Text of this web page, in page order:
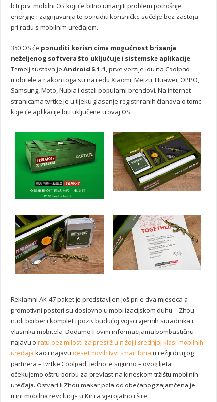
biti prvi mobilni OS koji će bitno umanjiti problem potrošnje
energije i zagrijavanja te ponuditi korisničko sučelje bez zastoja
pri radu s mobilnim uređajem.
360 OS će ponuditi korisnicima mogućnost brisanja
neželjenog softvera što uključuje i sistemske aplikacije.
Temelj sustava jeAndroid 5.1.1,prve verzije idu na Coolpad
mobitele a nakon toga su na redu Xiaomi, Meizu, Huawei, OPPO,
Samsung, Moto, Nubia i ostali popularni brendovi. Na internet
stranicama tvrtke je u tijeku glasanje registriranih članova o tome
koje će aplikacije biti uključene u ovaj OS.
Reklamni AK-47 paket je predstavljen još prije dva mjeseca a
promotivni posteri su doslovno u mobilizacijskom duhu – Zhou
nudi borbeni komplet i poziv budućoj vojsci vjernih suradnika i
vlasnika mobitela. Dodamo li ovim informacijama bombastičnu
najavu oratu bez milosti za prestiž u nižoj i srednjoj klasi mobilnih
uređaja kao i najavudeset novih Ivvi smartfona u režiji drugog
partnera – tvrtke Coolpad, jedno je sigurno – ovog ljeta
očekujemo oštru borbu za prevlast na kineskom tržištu mobilnih
uređaja. Ostvari li Zhou makar pola od obećanog zajamčena je
mini mobilna revolucija u Kini a vjerojatno i šire.